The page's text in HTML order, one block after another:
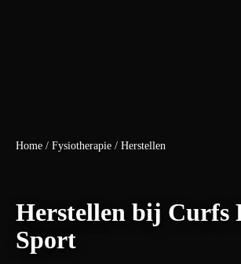
Home / Fysiotherapie / Herstellen
Herstellen bij Curfs
Sport